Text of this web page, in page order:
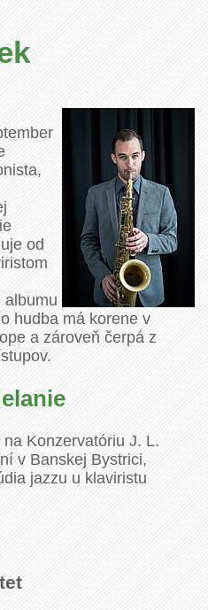
od
albumu
hudba má korene v
a zároveň čerpá z
Konzervatóriu J. L.
v Banskej Bystrici,
jazzu u klaviristu